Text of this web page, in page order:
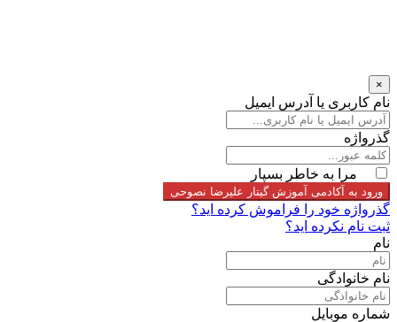
×
نام کاربری یا آدرس ایمیل
گذرواژه
مرا به خاطر بسپار
ورود به آکادمی آموزش گیتار علیرضا نصوحی
گذرواژه خود را فراموش کرده اید؟
ثبت نام نکرده اید؟
نام
نام خانوادگی
شماره موبایل